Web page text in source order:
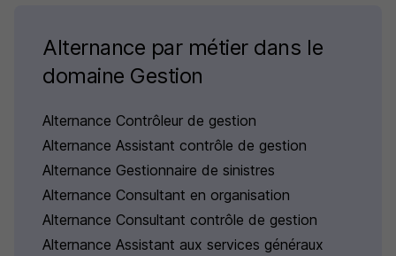
Alternance par métier dans le
domaine Gestion
Alternance Contrôleur de gestion
Alternance Assistant contrôle de gestion
Alternance Gestionnaire de sinistres
Alternance Consultant en organisation
Alternance Consultant contrôle de gestion
Alternance Assistant aux services généraux